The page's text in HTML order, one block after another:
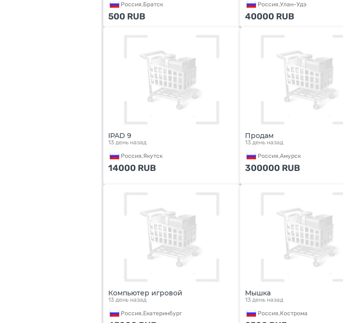
Россия,Братск
500 RUB
Россия,Улан-Удэ
40000 RUB
IPAD 9
13 день назад
Россия,Якутск
14000 RUB
Продам
13 день назад
Россия,Амурск
300000 RUB
Компьютер игровой
13 день назад
Россия,Екатеринбург
Мышка
13 день назад
Россия,Кострома